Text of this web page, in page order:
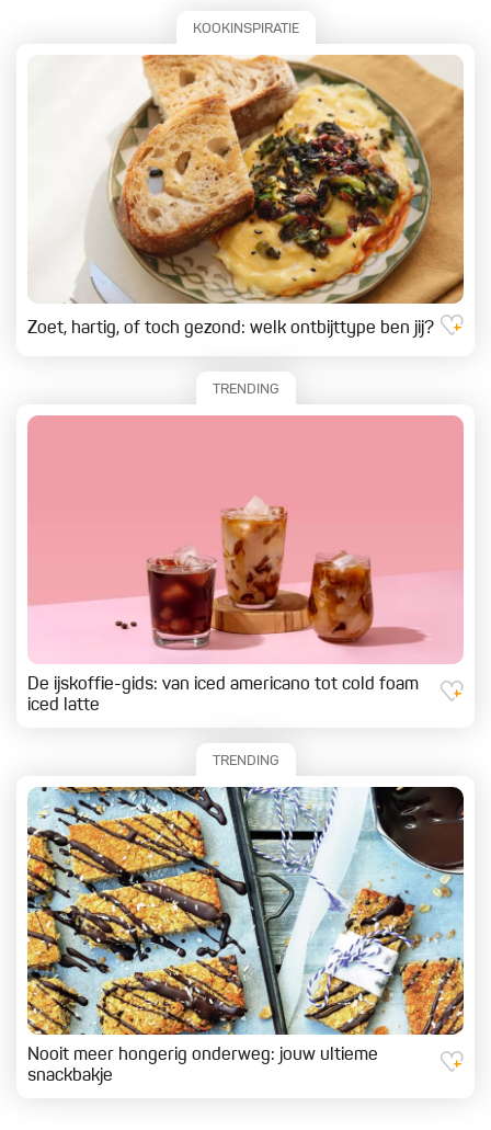
KOOKINSPIRATIE
Zoet, hartig, of toch gezond: welk ontbijttype ben jij?
TRENDING
De ijskoffie-gids: van iced americano tot cold foam
iced latte
TRENDING
Nooit meer hongerig onderweg: jouw ultieme
snackbakje